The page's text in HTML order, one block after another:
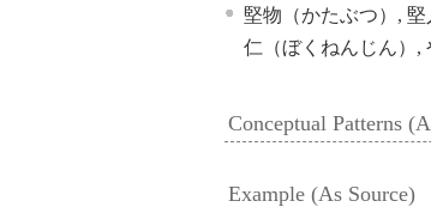
堅物（かたぶつ）,
仁（ぼくねんじん）,
Conceptual Patterns
Example (As Source)